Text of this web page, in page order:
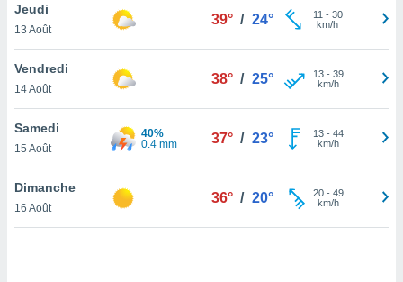
votre
à
en
le
Jeudi
13 Août
39° / 24° 11 - 30
km/h
Vendredi
14 Août
38° / 25° 13- 39
km/h
Samedi
15 Août
40%
0.4 mm
37° / 23° 13- 44
km/h
Dimanche
16 Août
36° / 20° 20- 49
km/h